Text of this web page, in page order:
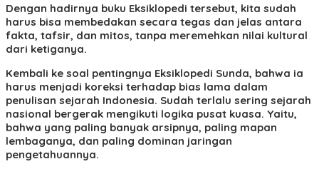
Dengan hadirnya buku Eksiklopedi tersebut, kita sudah
harus bisa membedakan secara tegas dan jelas antara
fakta, tafsir, dan mitos, tanpa meremehkan nilai kultural
dari ketiganya.
Kembali ke soal pentingnya Eksiklopedi Sunda, bahwa ia
harus menjadi koreksi terhadap bias lama dalam
penulisan sejarah Indonesia. Sudah terlalu sering sejarah
nasional bergerak mengikuti logika pusat kuasa. Yaitu,
bahwa yang paling banyak arsipnya, paling mapan
lembaganya, dan paling dominan jaringan
pengetahuannya.